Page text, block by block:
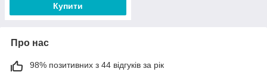
Купити
Про нас
98% позитивних з 44 відгуків за рік